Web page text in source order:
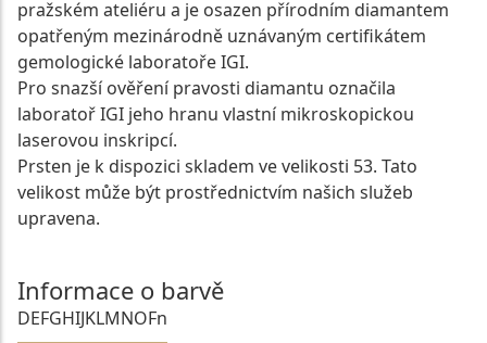
pražském ateliéru a je osazen přírodním diamantem
opatřeným mezinárodně uznávaným certifikátem
gemologické laboratoře IGI.
Pro snazší ověření pravosti diamantu označila
laboratoř IGI jeho hranu vlastní mikroskopickou
laserovou inskripcí.
Prsten je k dispozici skladem ve velikosti 53. Tato
velikost může být prostřednictvím našich služeb
upravena.
Informace o barvě
DEFGHIJKLMNOFn